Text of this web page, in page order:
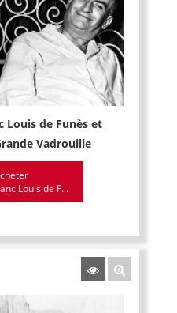
Louis de Funès et
Vadrouille
Louis de F...